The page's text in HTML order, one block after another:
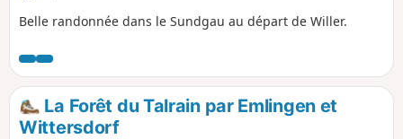
Belle randonnée dans le Sundgau au départ de Willer.
La Forêt du Talrain par Emlingen et
Wittersdorf